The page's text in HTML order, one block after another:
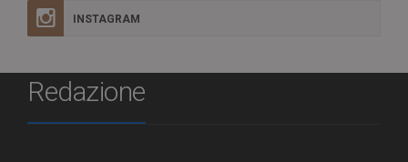
INSTAGRAM
Redazione